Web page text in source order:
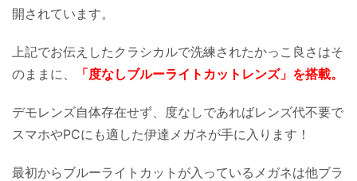
開されています。
上記でお伝えしたクラシカルで洗練されたかっこ良さはそ
のままに、
「度なしブルーライトカットレンズ」を搭載。
デモレンズ自体存在せず、度なしであればレンズ代不要で
スマホやPCにも適した伊達メガネが手に入ります！
最初からブルーライトカットが入っているメガネは他ブラ